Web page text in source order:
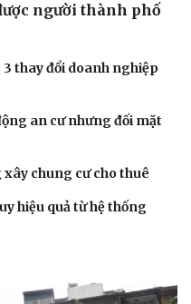
người thành phố
thay đổi doanh nghiệp
an cư nhưng đối mặt
chung cư cho thuê
hiệu quả từ hệ thống